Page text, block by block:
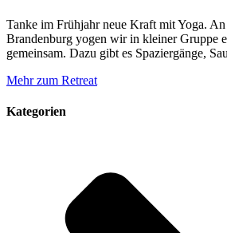
Tanke im Frühjahr neue Kraft mit Yoga.
Brandenburg yogen wir in kleiner Gruppe
gemeinsam. Dazu gibt es Spaziergänge,
Mehr zum Retreat
Kategorien